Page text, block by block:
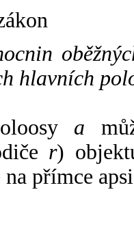
hlavních
a
r)
přímce